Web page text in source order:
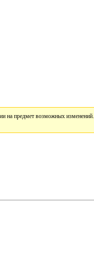
на предмет возможных изменений.